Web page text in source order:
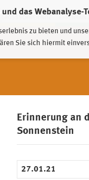
das Webanalyse-
zu bieten und
Sie sich hiermit
EHRENHAIN
Erinnerung an
Sonnenstein
27.01.21